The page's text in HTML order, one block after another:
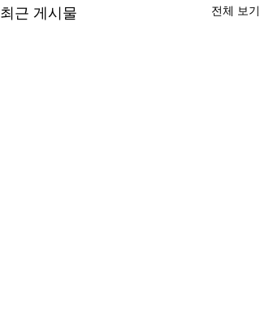
최근 게시물 전체 보기